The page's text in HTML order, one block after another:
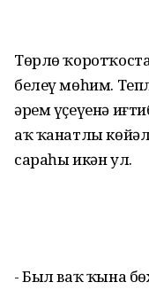
Төрлө
белеү мөһим.
әрем үҫеүенә
аҡ ҡанатлы
сараһы икән ул.
- Был ваҡ ҡына